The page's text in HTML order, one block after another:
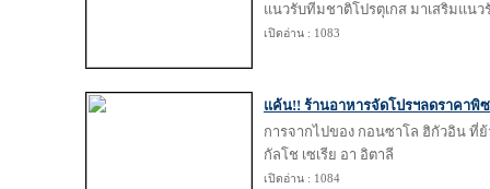
แนวรับทีมชาติโปรตุเกส มาเสริมแนว
เปิดอ่าน : 1083
แค้น!! ร้านอาหารจัดโปรฯลดราคาพิ
การจากไปของ กอนซาโล ฮิกัวอิน ที่
กัลโช เซเรีย อา อิตาลี
เปิดอ่าน : 1084